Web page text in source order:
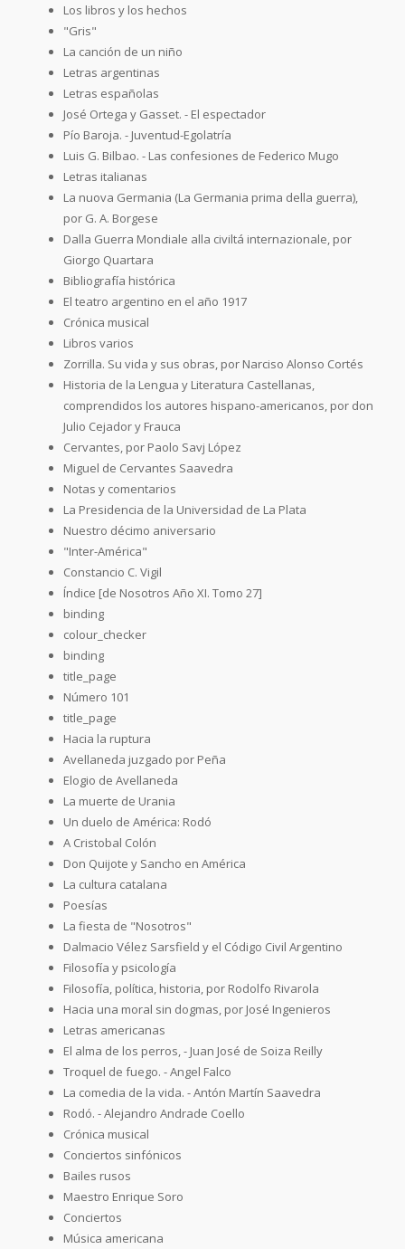
Los libros y los hechos
"Gris"
La canción de un niño
Letras argentinas
Letras españolas
José Ortega y Gasset. - El espectador
Pío Baroja. - Juventud-Egolatría
Luis G. Bilbao. - Las confesiones de Federico Mugo
Letras italianas
La nuova Germania (La Germania prima della guerra),
por G. A. Borgese
Dalla Guerra Mondiale alla civiltá internazionale, por
Giorgo Quartara
Bibliografía histórica
El teatro argentino en el año 1917
Crónica musical
Libros varios
Zorrilla. Su vida y sus obras, por Narciso Alonso Cortés
Historia de la Lengua y Literatura Castellanas,
comprendidos los autores hispano-americanos, por don
Julio Cejador y Frauca
Cervantes, por Paolo Savj López
Miguel de Cervantes Saavedra
Notas y comentarios
La Presidencia de la Universidad de La Plata
Nuestro décimo aniversario
"Inter-América"
Constancio C. Vigil
Índice [de Nosotros Año XI. Tomo 27]
binding
colour_checker
binding
title_page
Número 101
title_page
Hacia la ruptura
Avellaneda juzgado por Peña
Elogio de Avellaneda
La muerte de Urania
Un duelo de América: Rodó
A Cristobal Colón
Don Quijote y Sancho en América
La cultura catalana
Poesías
La fiesta de "Nosotros"
Dalmacio Vélez Sarsfield y el Código Civil Argentino
Filosofía y psicología
Filosofía, política, historia, por Rodolfo Rivarola
Hacia una moral sin dogmas, por José Ingenieros
Letras americanas
El alma de los perros, - Juan José de Soiza Reilly
Troquel de fuego. - Angel Falco
La comedia de la vida. - Antón Martín Saavedra
Rodó. - Alejandro Andrade Coello
Crónica musical
Conciertos sinfónicos
Bailes rusos
Maestro Enrique Soro
Conciertos
Música americana